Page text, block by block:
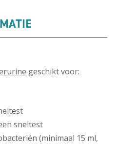
geschikt voor:
sneltest
(minimaal 15 ml,